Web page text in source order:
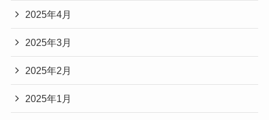
2025年4月
2025年3月
2025年2月
2025年1月